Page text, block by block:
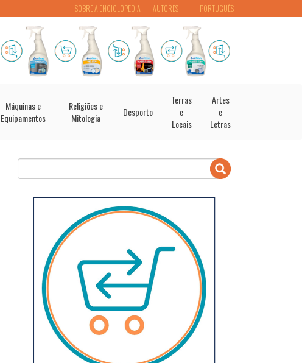
PORTUGUÊS
SOBRE A ENCICLOPÉDIA AUTORES
Máquinas e
Equipamentos
Religiões e
Mitologia
Desporto
Terras
e
Locais
Artes
e
Letras